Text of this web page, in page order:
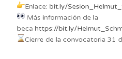
Enlace: bit.ly/
Más información de la
beca https://bit.ly/
Cierre de la convocatoria 31